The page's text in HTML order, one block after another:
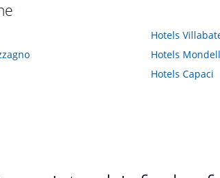
Hotels
Hotels
Hotels Capaci